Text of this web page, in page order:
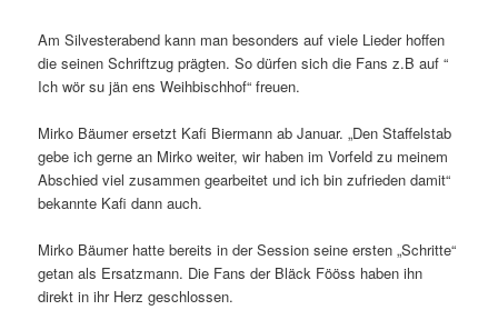
Am Silvesterabend kann man besonders auf viele Lieder hoffen
die seinen Schriftzug prägten. So dürfen sich die Fans z.B auf “
Ich wör su jän ens Weihbischhof“ freuen.
Mirko Bäumer ersetzt Kafi Biermann ab Januar. „Den Staffelstab
gebe ich gerne an Mirko weiter, wir haben im Vorfeld zu meinem
Abschied viel zusammen gearbeitet und ich bin zufrieden damit“
bekannte Kafi dann auch.
Mirko Bäumer hatte bereits in der Session seine ersten „Schritte“
getan als Ersatzmann. Die Fans der Bläck Fööss haben ihn
direkt in ihr Herz geschlossen.